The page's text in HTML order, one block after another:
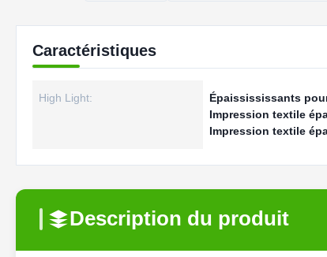
Caractéristiques
High Light: Épaissississants
Impression textile
Impression textile
Description du produit